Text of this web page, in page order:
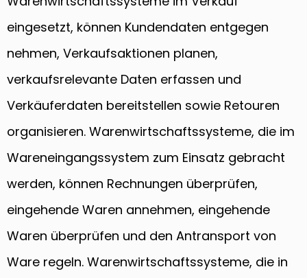
eingesetzt, können Kundendaten entgegen
nehmen, Verkaufsaktionen planen,
verkaufsrelevante Daten erfassen und
Verkäuferdaten bereitstellen sowie Retouren
organisieren. Warenwirtschaftssysteme, die im
Wareneingangssystem zum Einsatz gebracht
werden, können Rechnungen überprüfen,
eingehende Waren annehmen, eingehende
Waren überprüfen und den Antransport von
Ware regeln. Warenwirtschaftssysteme, die in